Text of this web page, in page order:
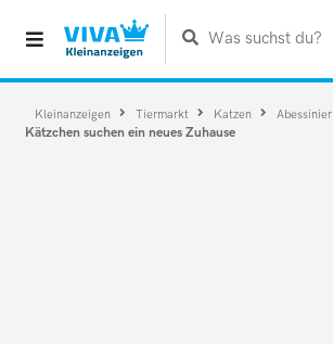
Was suchst du?
Kleinanzeigen Tiermarkt Katzen Abessinier
Kätzchen suchen ein neues Zuhause